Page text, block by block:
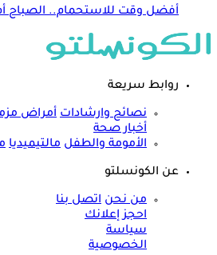
أفضل وقت للاستحمام.. الصباح
روابط سريعة
نصائح وارشادات أمراض
أخبار صحة
الأمومة والطفل مالتيميديا
عن الكونسلتو
من نحن اتصل بنا
احجز إعلانك
سياسة
الخصوصية